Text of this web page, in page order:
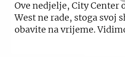
NOVA
Ove nedjelje, City Center
West ne rade, stoga svoj
obavite na vrijeme.